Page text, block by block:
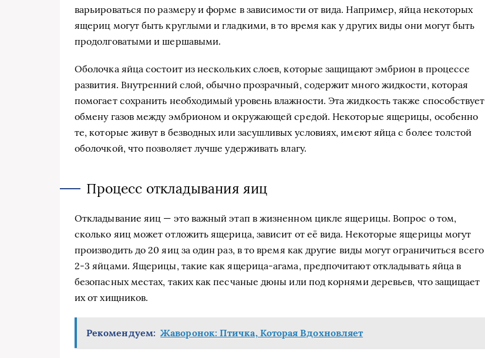
варьироваться по размеру и форме в зависимости от вида. Например, яйца некоторых
ящериц могут быть круглыми и гладкими, в то время как у других виды они могут быть
продолговатыми и шершавыми.
Оболочка яйца состоит из нескольких слоев, которые защищают эмбрион в процессе
развития. Внутренний слой, обычно прозрачный, содержит много жидкости, которая
помогает сохранить необходимый уровень влажности. Эта жидкость также способствует
обмену газов между эмбрионом и окружающей средой. Некоторые ящерицы, особенно
те, которые живут в безводных или засушливых условиях, имеют яйца с более толстой
оболочкой, что позволяет лучше удерживать влагу.
Процесс откладывания яиц
Откладывание яиц — это важный этап в жизненном цикле ящерицы. Вопрос о том,
сколько яиц может отложить ящерица, зависит от её вида. Некоторые ящерицы могут
производить до 20 яиц за один раз, в то время как другие виды могут ограничиться всего
2-3 яйцами. Ящерицы, такие как ящерица-агама, предпочитают откладывать яйца в
безопасных местах, таких как песчаные дюны или под корнями деревьев, что защищает
их от хищников.
Рекомендуем: Жаворонок: Птичка, Которая Вдохновляет